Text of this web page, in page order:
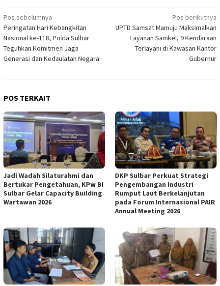
Navigasi
pos
Pos sebelumnya
Peringatan Hari Kebangkitan
Nasional ke-118, Polda Sulbar
Teguhkan Komitmen Jaga
Generasi dan Kedaulatan Negara
Pos berikutnya
UPTD Samsat Mamuju Maksimalkan
Layanan Samkel, 9 Kendaraan
Terlayani di Kawasan Kantor
Gubernur
POS TERKAIT
Jadi Wadah Silaturahmi dan
Bertukar Pengetahuan, KPw BI
Sulbar Gelar Capacity Building
Wartawan 2026
DKP Sulbar Perkuat Strategi
Pengembangan Industri
Rumput Laut Berkelanjutan
pada Forum Internasional PAIR
Annual Meeting 2026